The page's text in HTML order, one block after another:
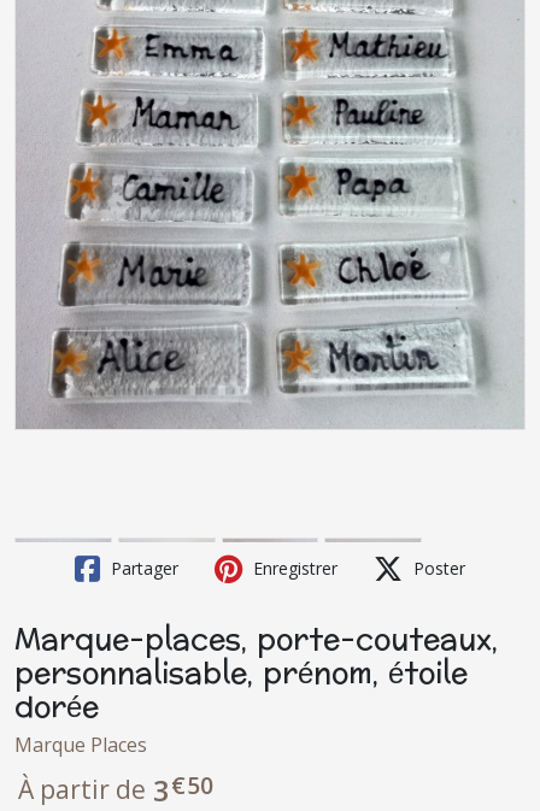
Partager Enregistrer Poster
Marque-places, porte-couteaux,
personnalisable, prénom, étoile
dorée
Marque Places
À partir de 3€50